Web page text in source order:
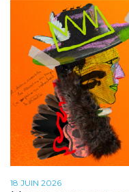
18 JUIN 2026